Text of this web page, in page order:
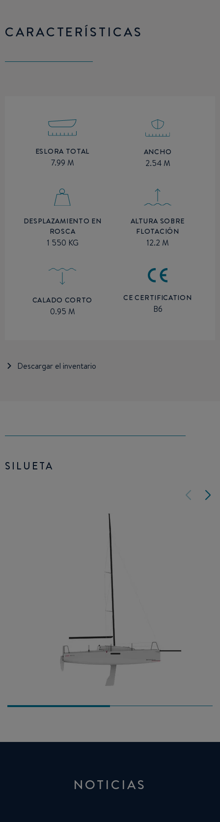
CARACTERÍSTICAS
ESLORA TOTAL
7.99 M
ANCHO
2.54 M
DESPLAZAMIENTO EN
ROSCA
1 550 KG
ALTURA SOBRE
FLOTACIÓN
12.2 M
CALADO CORTO
0.95 M
CE CERTIFICATION
B6
Descargar el inventario
SILUETA
NOTICIAS